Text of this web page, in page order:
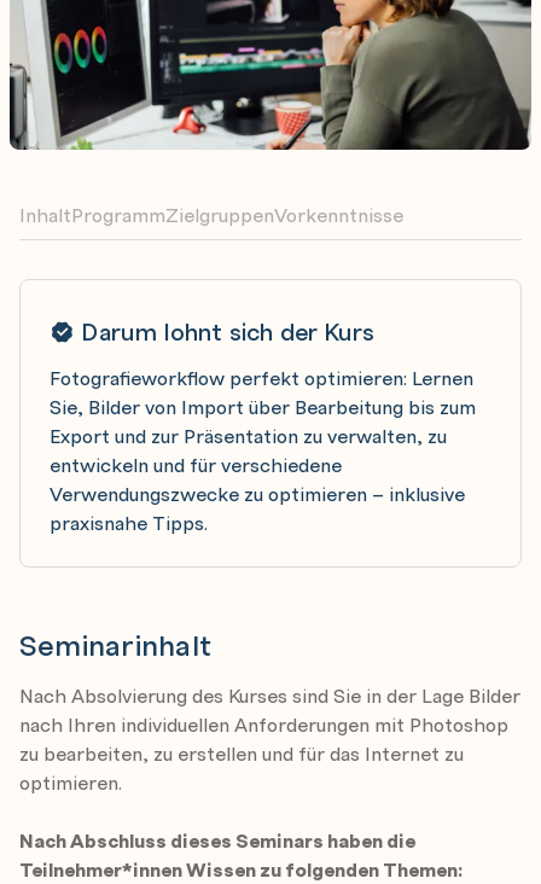
Darum lohnt sich der Kurs
Fotografieworkflow perfekt optimieren: Lernen
Sie, Bilder von Import über Bearbeitung bis zum
Export und zur Präsentation zu verwalten, zu
entwickeln und für verschiedene
Verwendungszwecke zu optimieren – inklusive
praxisnahe Tipps.
Seminarinhalt
Nach Absolvierung des Kurses sind Sie in der Lage Bilder
nach Ihren individuellen Anforderungen mit Photoshop
zu bearbeiten, zu erstellen und für das Internet zu
optimieren.
Nach Abschluss dieses Seminars haben die
Teilnehmer*innen Wissen zu folgenden Themen:
InhaltProgrammZielgruppenVorkenntnisse